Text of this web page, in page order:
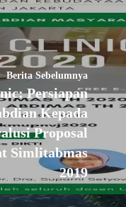
Berita Sebelumnya
Persiapan
Kepada
Proposal
Simlitabmas
2019